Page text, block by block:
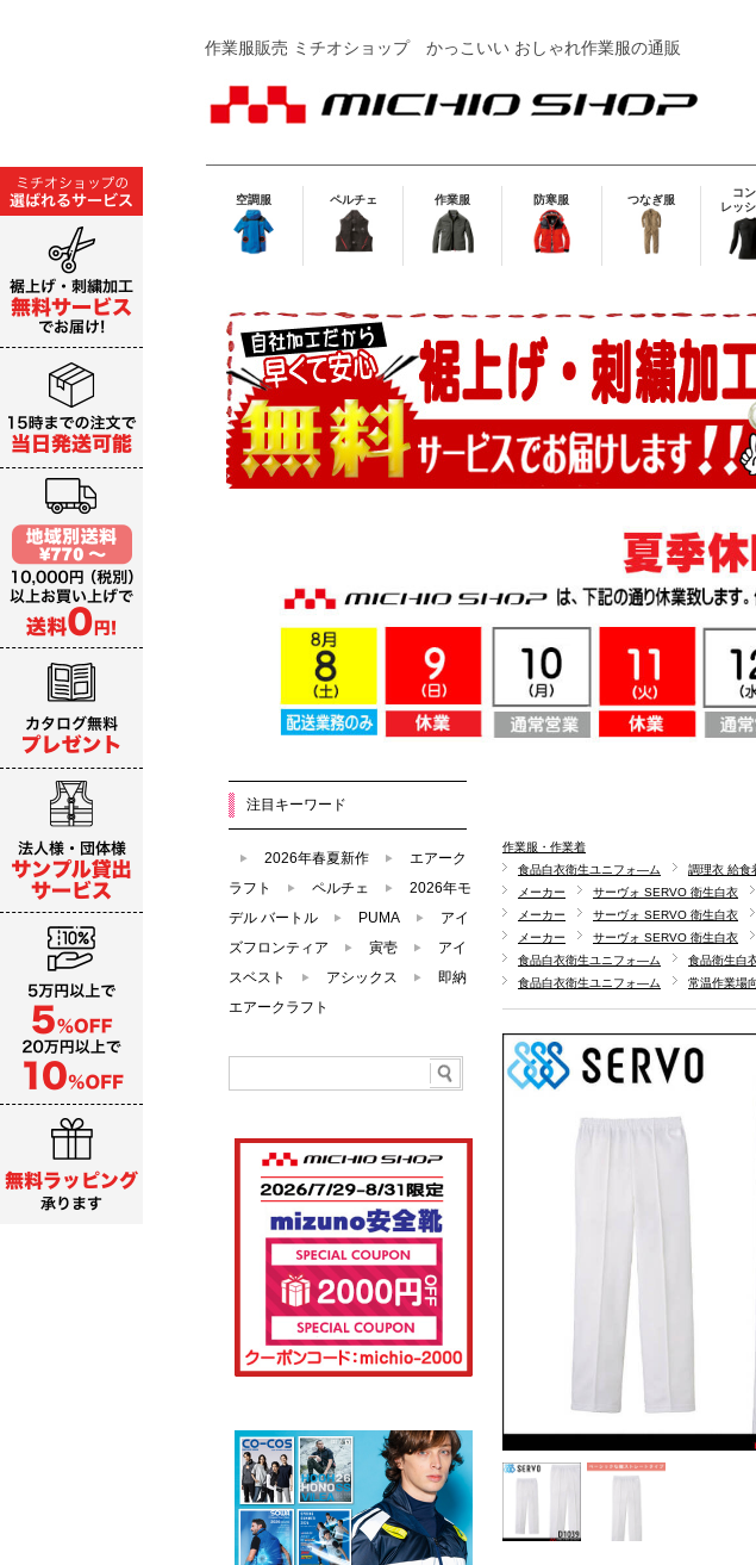
作業服販売 ミチオショップかっこいい おしゃれ作業服の通販
空調服 ペルチェ 作業服 防寒服 つなぎ服
コ
レッ
作業服・作業着
食品白衣衛生ユニフォ―ム
調理衣 給食
メーカー
サーヴォ SERVO 衛生白衣
メーカー
サーヴォ SERVO 衛生白衣
メーカー
サーヴォ SERVO 衛生白衣
食品白衣衛生ユニフォ―ム
食品衛生白
食品白衣衛生ユニフォ―ム
常温作業場
注目キーワード
2026年春夏新作
エアーク
ラフト
ペルチェ
2026年モ
デル バートル
PUMA
アイ
ズフロンティア
寅壱
アイ
スベスト
アシックス
即納
エアークラフト